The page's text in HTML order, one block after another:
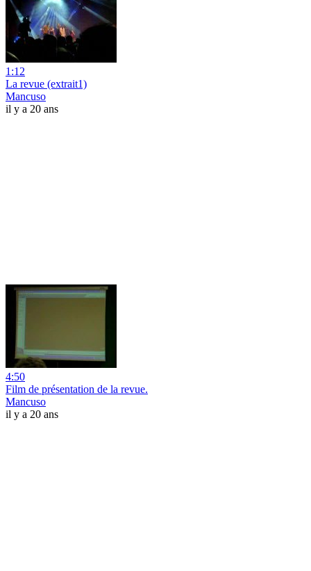
1:12
La revue (extrait1)
Mancuso
il y a 20 ans
4:50
Film de présentation de la revue.
Mancuso
il y a 20 ans